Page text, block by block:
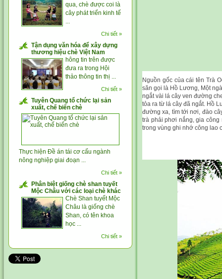
qua, chè được coi là
cây phát triển kinh tế
...
Chi tiết »
Tận dụng văn hóa để xây dựng
thương hiệu chè Việt Nam
hông tin trên được
đưa ra trong Hội
thảo thông tin thị ...
Chi tiết »
Tuyên Quang tổ chức lại sản
xuất, chế biến chè
Thực hiện Đề án tái cơ cấu ngành
nông nghiệp giai đoạn ...
Chi tiết »
Phân biệt giống chè shan tuyết
Mộc Châu với các loại chè khác
Chè Shan tuyết Mộc
Châu là giống chè
Shan, có tên khoa
học ...
Chi tiết »
Nguồn gốc của cái tên Trà
săn gọi là Hồ Lương, Một
ngắt vài lá cây ven đường
tỏa ra từ lá cây đã ngắt. Hồ
đường xa, tìm tới nơi, đào
trà phải phơi nắng, gia công
trong vùng ghi nhớ công lao